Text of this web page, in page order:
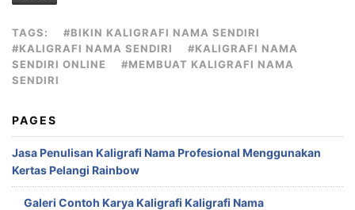
TAGS:
#BIKIN KALIGRAFI NAMA SENDIRI
#KALIGRAFI NAMA SENDIRI
#KALIGRAFI NAMA
SENDIRI ONLINE
#MEMBUAT KALIGRAFI NAMA
SENDIRI
PAGES
Jasa Penulisan Kaligrafi Nama Profesional Menggunakan
Kertas Pelangi Rainbow
Galeri Contoh Karya Kaligrafi Kaligrafi Nama